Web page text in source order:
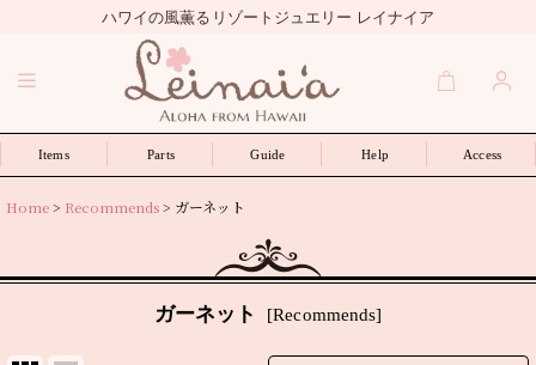
ハワイの風薫るリゾートジュエリー レイナイア
Items Parts Guide Help Access
Home> Recommends> ガーネット
ガーネット [Recommends]